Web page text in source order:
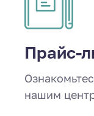
Прайс-
нашим